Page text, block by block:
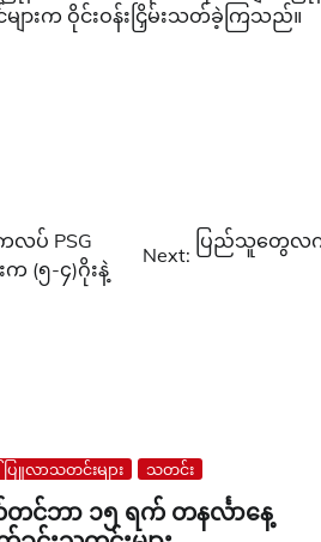
ားက ဝိုင်းဝန်းငြှိမ်းသတ်ခဲ့ကြသည်။
လပ် PSG
(၅-၄)ဂိုးနဲ့
Next:
ပြည်သူတွေလ
ပြူလာသတင်းများ သတင်း
င်ဘာ ၁၅ ရက် တနင်္လာနေ့